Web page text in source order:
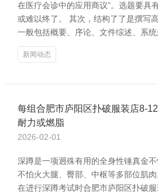
在医疗会诊中的应用商议”。选题要具
或难以终了。 其次，结构了了是撰写
一般包括概要、序论、文件综述、系
新闻动态
每组合肥市庐阳区扑破服装店8-
耐力或燃脂
2026-02-01
深蹲是一项迥殊有用的全身性锤真金
不怕火大腿、臀部、中枢等多部位肌
在进行深蹲考试时合肥市庐阳区扑破